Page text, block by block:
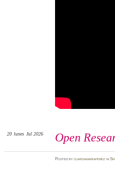
Open
20 lunes Jul 2026
Postedbyclarisamariaperez in